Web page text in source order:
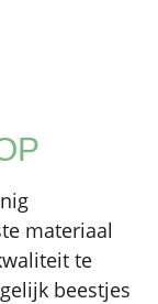
materiaal
te
beestjes